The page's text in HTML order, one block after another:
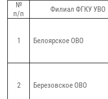
№
п/п
Филиал ФГКУ УВО
1 Белоярское ОВО
2 Березовское ОВО